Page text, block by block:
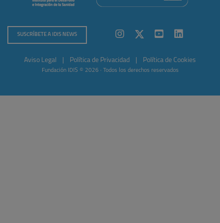
SUSCRÍBETE A IDIS NEWS
Aviso Legal Política de Privacidad Política de Cookies
Fundación IDIS © 2026 · Todos los derechos reservados